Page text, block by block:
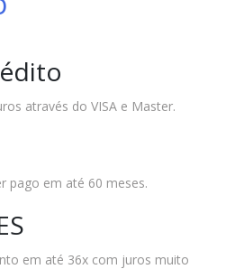
através do VISA e Master.
pago em até 60 meses.
em até 36x com juros muito